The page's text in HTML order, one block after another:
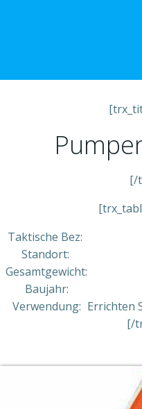
[/
Taktische Bez:
Standort:
Gesamtgewicht:
Baujahr:
Verwendung: Errichten
[/